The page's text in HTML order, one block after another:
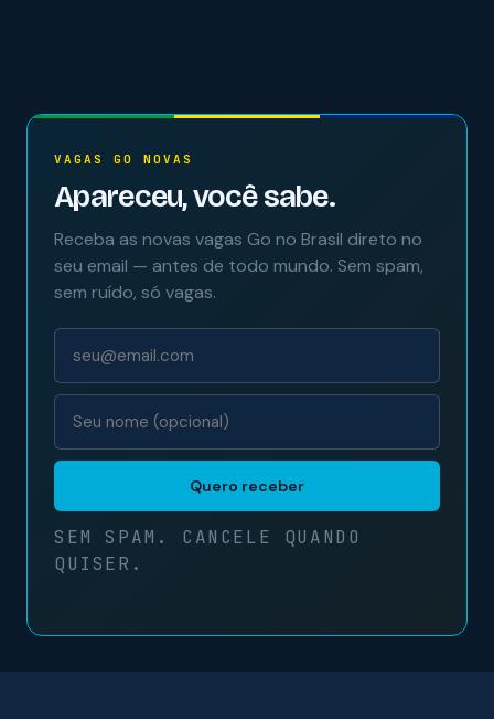
VAGAS GO NOVAS
Apareceu, você sabe.
Receba as novas vagas Go no Brasil direto no
seu email — antes de todo mundo. Sem spam,
sem ruído, só vagas.
Quero receber
SEM SPAM. CANCELE QUANDO
QUISER.